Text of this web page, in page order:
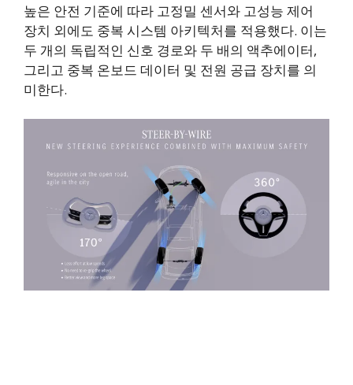
높은 안전 기준에 따라 고정밀 센서와 고성능 제어
장치 외에도 중복 시스템 아키텍처를 적용했다. 이는
두 개의 독립적인 신호 경로와 두 배의 액추에이터,
그리고 중복 온보드 데이터 및 전원 공급 장치를 의
미한다.